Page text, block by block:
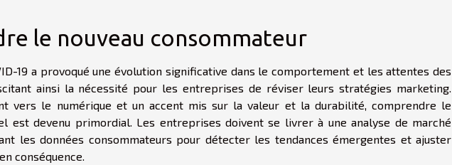
le nouveau consommateur
19 a provoqué une évolution significative dans le comportement et les attentes des
ainsi la nécessité pour les entreprises de réviser leurs stratégies marketing.
vers le numérique et un accent mis sur la valeur et la durabilité, comprendre le
est devenu primordial. Les entreprises doivent se livrer à une analyse de marché
les données consommateurs pour détecter les tendances émergentes et ajuster
conséquence.